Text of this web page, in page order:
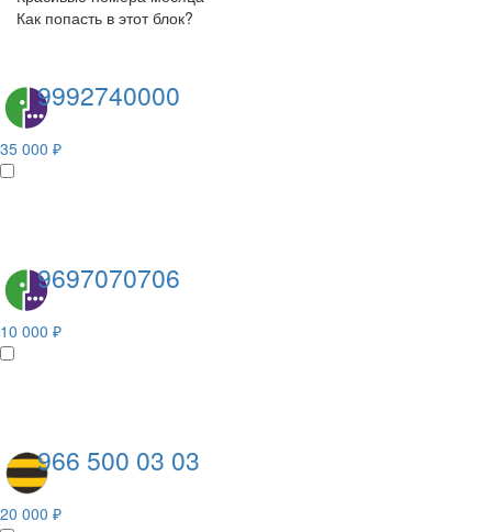
Как попасть в этот блок?
9992740000
35 000 ₽
9697070706
10 000 ₽
966 500 03 03
20 000 ₽